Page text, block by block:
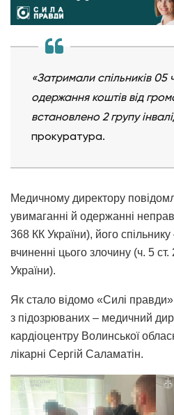
«Затримали спільників 05
одержання коштів від
встановлено 2 групу
прокуратура.
Медичному директору
увимаганні й одержанні
368 КК України), його
вчиненні цього злочину (ч. 5
України).
Як стало відомо «Силі
з підозрюваних – медичний
кардіоцентру Волинської
лікарні Сергій Саламатін.